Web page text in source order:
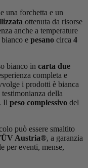
una forchetta e un
ottenuta da risorse
anche a temperature
e pesano circa 4
bianco in carta due
completa e
i prodotti è bianca
della
Il peso complessivo del
può essere smaltito
Austria®, a garanzia
per eventi, mense,